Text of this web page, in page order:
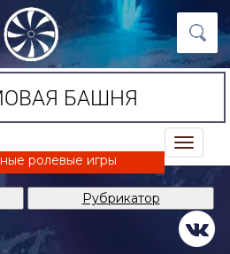
БАШНЯ
trk
ролевые игры
Рубрикатор